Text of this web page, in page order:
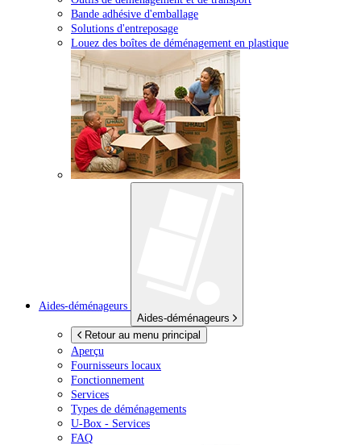
Bande adhésive d'emballage
Solutions d'entreposage
Louez des boîtes de déménagement en plastique
Aides-déménageurs
Aides-déménageurs
Retour au menu principal
Aperçu
Fournisseurs locaux
Fonctionnement
Services
Types de déménagements
U-Box - Services
FAQ